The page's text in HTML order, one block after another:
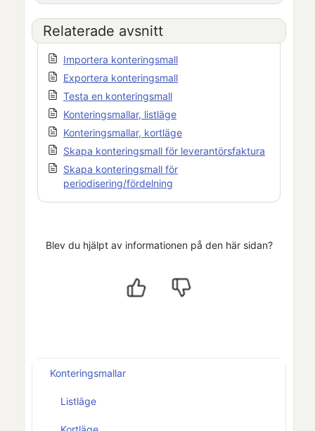
Relaterade avsnitt
Importera konteringsmall
Exportera konteringsmall
Testa en konteringsmall
Konteringsmallar, listläge
Konteringsmallar, kortläge
Skapa konteringsmall för leverantörsfaktura
Skapa konteringsmall för
periodisering/fördelning
Blev du hjälpt av informationen på den här sidan?
Konteringsmallar
Listläge